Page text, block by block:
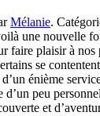
?
Mélanie.
une nouvelle
faire plaisir à
se
énième
d’un peu
et